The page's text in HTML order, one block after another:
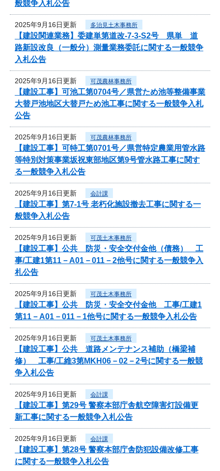
般競争入札公告
2025年9月16日更新 多治見土木事務所
【建設関連業務】委建単第道改-7-3-S2号 県単 道
路新設改良（一般分）測量業務委託に関する一般競争
入札公告
2025年9月16日更新 可茂農林事務所
【建設工事】可池工第0704号／県営ため池等整備事業
大替戸池地区大替戸ため池工事に関する一般競争入札
公告
2025年9月16日更新 可茂農林事務所
【建設工事】可特工第0701号／県営特定農業用管水路
等特別対策事業坂祝東部地区第9号管水路工事に関す
る一般競争入札公告
2025年9月16日更新 会計課
【建設工事】第7-1号 老朽化施設撤去工事に関する一
般競争入札公告
2025年9月16日更新 可茂土木事務所
【建設工事】公共 防災・安全交付金他（債務） 工
事/工建1第11－A01－011－2他号に関する一般競争入
札公告
2025年9月16日更新 可茂土木事務所
【建設工事】公共 防災・安全交付金他 工事/工建1
第11－A01－011－1他号に関する一般競争入札公告
2025年9月16日更新 可茂土木事務所
【建設工事】公共 道路メンテナンス補助（橋梁補
修） 工事/工維3第MKH06－02－2号に関する一般競
争入札公告
2025年9月16日更新 会計課
【建設工事】第29号 警察本部庁舎航空障害灯設備更
新工事に関する一般競争入札公告
2025年9月16日更新 会計課
【建設工事】第28号 警察本部庁舎防犯設備改修工事
に関する一般競争入札公告